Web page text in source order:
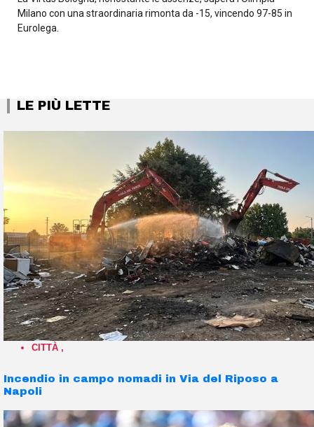
Milano con una straordinaria rimonta da -15, vincendo 97-85 in
Eurolega.
LE PIÙ LETTE
CITTÀ ,
Incendio in campo nomadi in Via del Riposo a
Napoli